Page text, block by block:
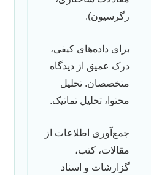
رگرسیون).
برای داده‌های کیفی،
درک عمیق از دیدگاه
متخصصان. تحلیل
محتوا، تحلیل تماتیک.
جمع‌آوری اطلاعات از
مقالات، کتب،
گزارشات و اسناد